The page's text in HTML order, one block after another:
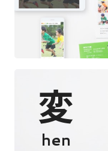
変
hen